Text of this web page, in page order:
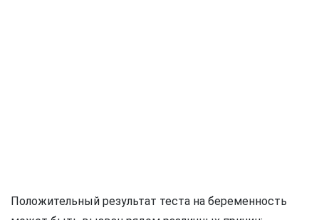
Положительный результат теста на беременность